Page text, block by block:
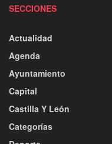
SECCIONES
Actualidad
Agenda
Ayuntamiento
Capital
Castilla Y León
Categorías